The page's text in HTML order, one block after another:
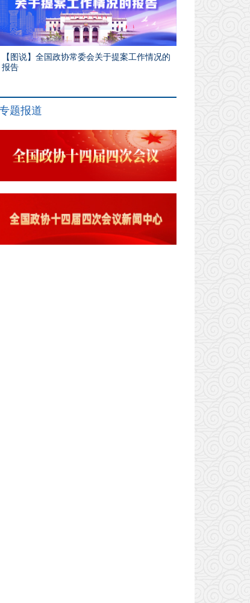
【图说】全国政协常委会关于提案工作情况的
报告
题报道